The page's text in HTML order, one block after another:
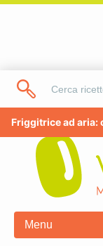
Friggitrice ad aria:
Menu